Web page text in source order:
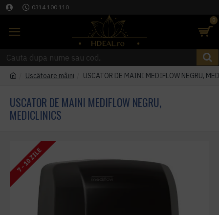
0314 100 110
0
Uscătoare mâini USCATOR DE MAINI MEDIFLOW NEGRU,
USCATOR DE MAINI MEDIFLOW NEGRU,
MEDICLINICS
7 - 10 ZILE